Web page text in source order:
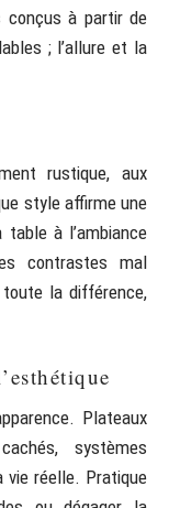
conçus à partir de
; l’allure et la
rustique, aux
style affirme une
à l’ambiance
contrastes mal
la différence,
Plateaux
systèmes
vie réelle. Pratique